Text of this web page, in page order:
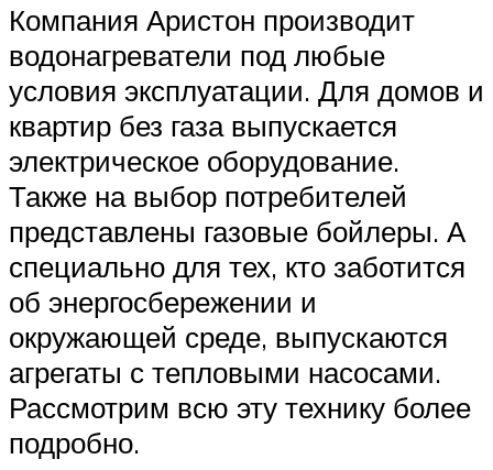
Компания Аристон производит
водонагреватели под любые
условия эксплуатации. Для домов и
квартир без газа выпускается
электрическое оборудование.
Также на выбор потребителей
представлены газовые бойлеры. А
специально для тех, кто заботится
об энергосбережении и
окружающей среде, выпускаются
агрегаты с тепловыми насосами.
Рассмотрим всю эту технику более
подробно.